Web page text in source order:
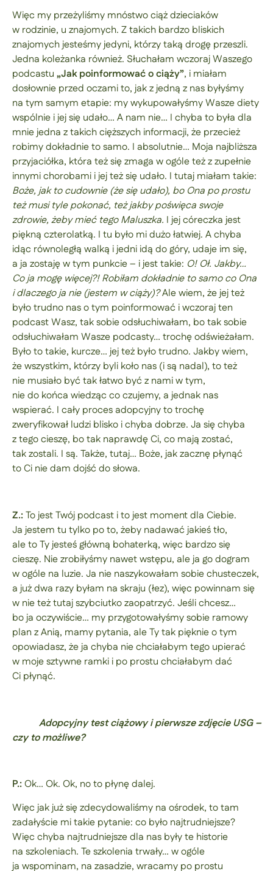
Więc my przeżyliśmy mnóstwo ciąż dzieciaków
w rodzinie, u znajomych. Z takich bardzo bliskich
znajomych jesteśmy jedyni, którzy taką drogę przeszli.
Jedna koleżanka również. Słuchałam wczoraj Waszego
podcastu „Jak poinformować o ciąży”, i miałam
dosłownie przed oczami to, jak z jedną z nas byłyśmy
na tym samym etapie: my wykupowałyśmy Wasze diety
wspólnie i jej się udało… A nam nie… I chyba to była dla
mnie jedna z takich cięższych informacji, że przecież
robimy dokładnie to samo. I absolutnie… Moja najbliższa
przyjaciółka, która też się zmaga w ogóle też z zupełnie
innymi chorobami i jej też się udało. I tutaj miałam takie:
Boże, jak to cudownie (że się udało), bo Ona po prostu
też musi tyle pokonać, też jakby poświęca swoje
zdrowie, żeby mieć tego Maluszka. I jej córeczka jest
piękną czterolatką. I tu było mi dużo łatwiej. A chyba
idąc równoległą walką i jedni idą do góry, udaje im się,
a ja zostaję w tym punkcie – i jest takie: O! Oł. Jakby…
Co ja mogę więcej?! Robiłam dokładnie to samo co Ona
i dlaczego ja nie (jestem w ciąży)?Ale wiem, że jej też
było trudno nas o tym poinformować i wczoraj ten
podcast Wasz, tak sobie odsłuchiwałam, bo tak sobie
odsłuchiwałam Wasze podcasty… trochę odświeżałam.
Było to takie, kurcze… jej też było trudno. Jakby wiem,
że wszystkim, którzy byli koło nas (i są nadal), to też
nie musiało być tak łatwo być z nami w tym,
nie do końca wiedząc co czujemy, a jednak nas
wspierać. I cały proces adopcyjny to trochę
zweryfikował ludzi blisko i chyba dobrze. Ja się chyba
z tego cieszę, bo tak naprawdę Ci, co mają zostać,
tak zostali. I są. Także, tutaj… Boże, jak zacznę płynąć
to Ci nie dam dojść do słowa.
Z.:To jest Twój podcast i to jest moment dla Ciebie.
Ja jestem tu tylko po to, żeby nadawać jakieś tło,
ale to Ty jesteś główną bohaterką, więc bardzo się
cieszę. Nie zrobiłyśmy nawet wstępu, ale ja go dogram
w ogóle na luzie. Ja nie naszykowałam sobie chusteczek,
a już dwa razy byłam na skraju (łez), więc powinnam się
w nie też tutaj szybciutko zaopatrzyć. Jeśli chcesz…
bo ja oczywiście… my przygotowałyśmy sobie ramowy
plan z Anią, mamy pytania, ale Ty tak pięknie o tym
opowiadasz, że ja chyba nie chciałabym tego upierać
w moje sztywne ramki i po prostu chciałabym dać
Ci płynąć.
Adopcyjny test ciążowy i pierwsze zdjęcie USG –
czy to możliwe?
P.:Ok… Ok. Ok, no to płynę dalej.
Więc jak już się zdecydowaliśmy na ośrodek, to tam
zadałyście mi takie pytanie: co było najtrudniejsze?
Więc chyba najtrudniejsze dla nas były te historie
na szkoleniach. Te szkolenia trwały… w ogóle
ja wspominam, na zasadzie, wracamy po prostu